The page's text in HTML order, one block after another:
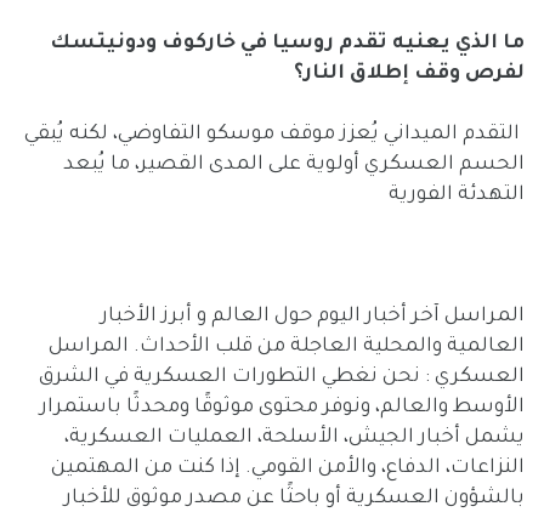
ما الذي يعنيه تقدم روسيا في خاركوف ودونيتسك
لفرص وقف إطلاق النار؟
التقدم الميداني يُعزز موقف موسكو التفاوضي، لكنه يُبقي
الحسم العسكري أولوية على المدى القصير، ما يُبعد
التهدئة الفورية
المراسل آخر أخبار اليوم حول العالم و أبرز الأخبار
العالمية والمحلية العاجلة من قلب الأحداث. المراسل
العسكري : نحن نغطي التطورات العسكرية في الشرق
الأوسط والعالم، ونوفر محتوى موثوقًا ومحدثًا باستمرار
يشمل أخبار الجيش، الأسلحة، العمليات العسكرية،
النزاعات، الدفاع، والأمن القومي. إذا كنت من المهتمين
بالشؤون العسكرية أو باحثًا عن مصدر موثوق للأخبار